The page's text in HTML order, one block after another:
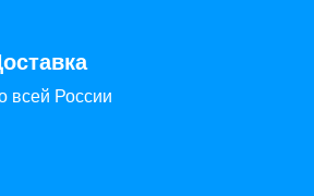
всей России